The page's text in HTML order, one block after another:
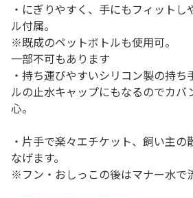
・にぎりやすく、手にもフィット
ル付属。
※既成のペットボトルも使用可。
一部不可もあります
・持ち運びやすいシリコン製の持ち
ルの止水キャップにもなるのでカバ
心。
・片手で楽々エチケット、飼い主の
なげます。
※フン・おしっこの後はマナー水で